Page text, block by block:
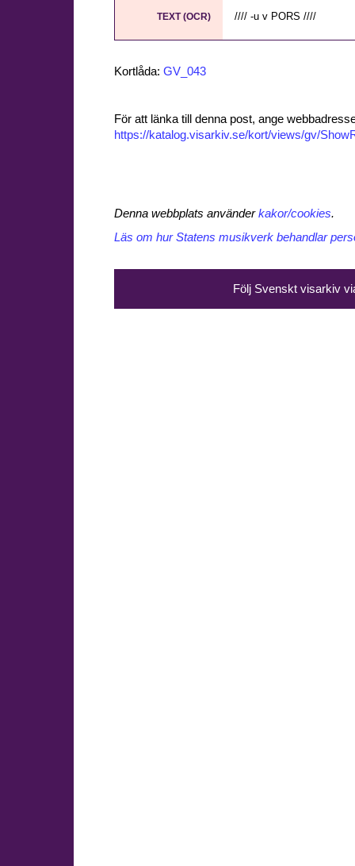
TEXT (OCR) //// -u v PORS ////
Kortlåda: GV_043
För att länka till denna post, ange
https://katalog.visarkiv.se/kort/views/gv/
Denna webbplats använderkakor/cookies.
Läs om hur Statens musikverk behandlar
Följ Svenskt visarkiv